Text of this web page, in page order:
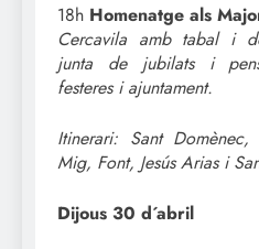
18h Homenatge als
Cercavila amb tabal i
junta de jubilats i
festeres i ajuntament.
Itinerari: Sant
Mig, Font, Jesús Arias i
Dijous 30 d´abril